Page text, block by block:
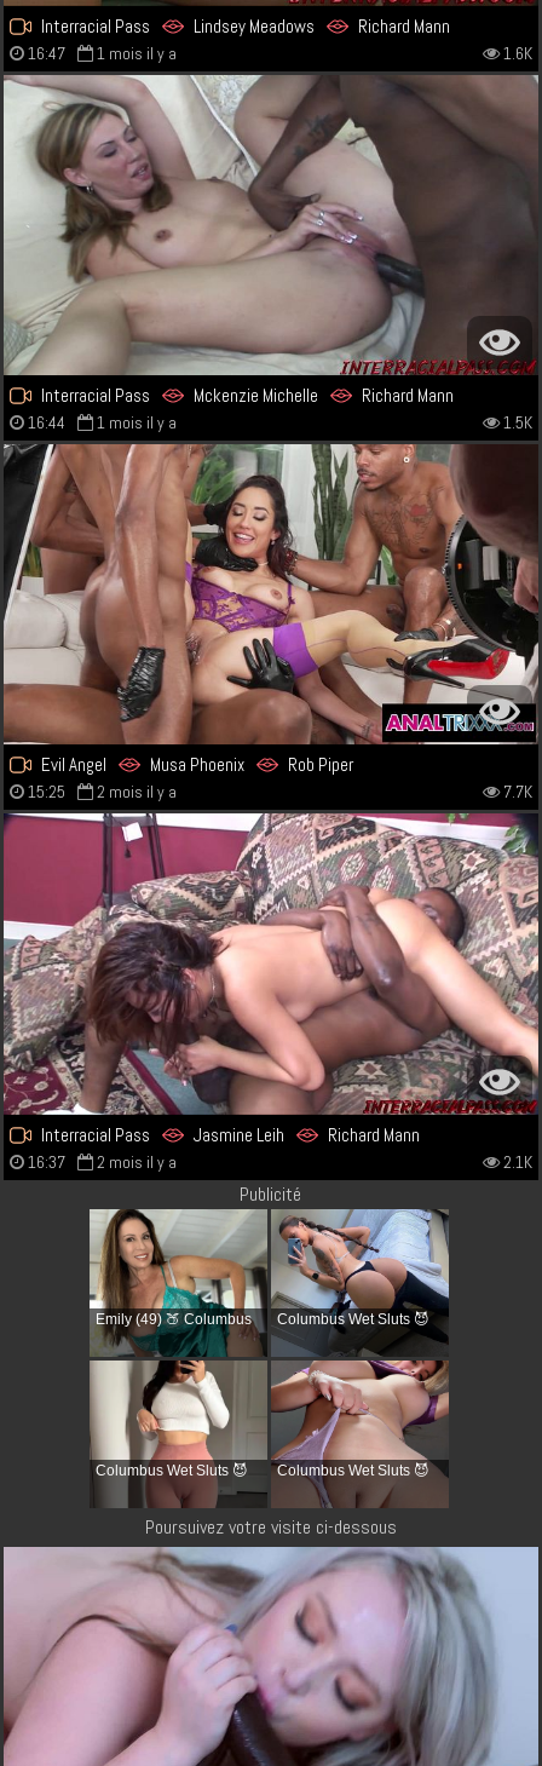
Interracial Pass Lindsey Meadows Richard Mann
16:47 1 mois il y a 1.6K
Interracial Pass Mckenzie Michelle Richard Mann
16:44 1 mois il y a 1.5K
Evil Angel Musa Phoenix Rob Piper
15:25 2 mois il y a 7.7K
Interracial Pass Jasmine Leih Richard Mann
16:37 2 mois il y a 2.1K
Publicité
Emily (49) 🍑 Columbus Columbus Wet Sluts 😈
Columbus Wet Sluts 😈 Columbus Wet Sluts 😈
Poursuivez votre visite ci-dessous